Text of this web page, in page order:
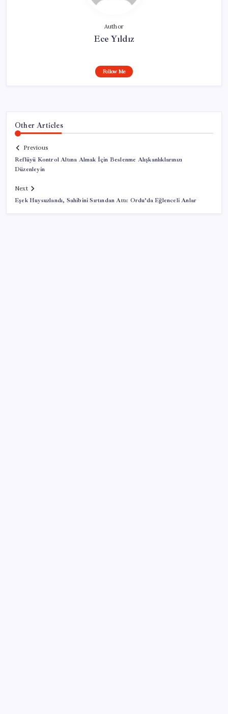
Author
Ece Yıldız
Follow Me
Other Articles
Previous
Reflüyü Kontrol Altına Almak İçin Beslenme Alışkanlıklarınızı
Düzenleyin
Next
Eşek Huysuzlandı, Sahibini Sırtından Attı: Ordu’da Eğlenceli Anlar